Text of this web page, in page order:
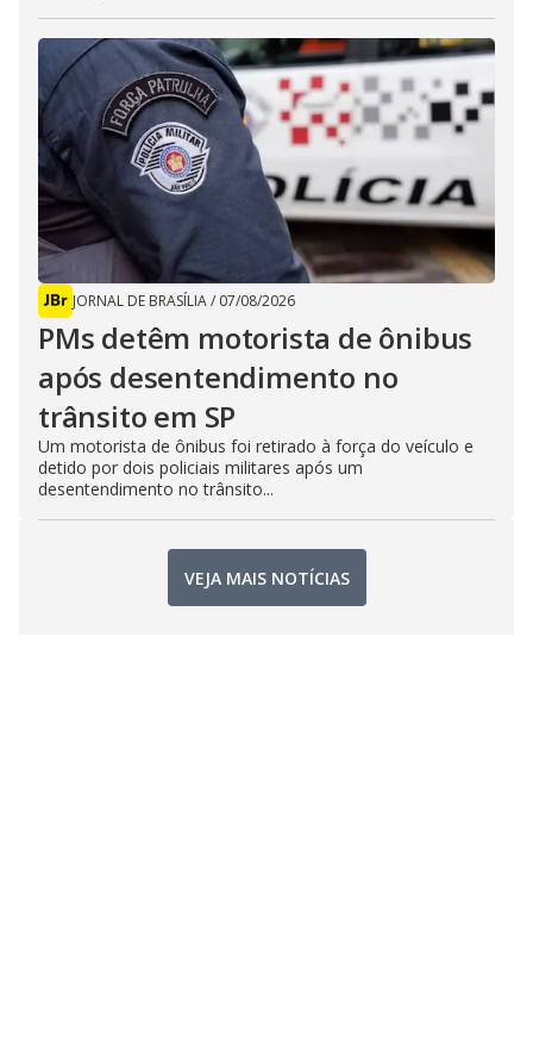
JORNAL DE BRASÍLIA/ 07/08/2026
PMs detêm motorista de ônibus
após desentendimento no
trânsito em SP
Um motorista de ônibus foi retirado à força do veículo e
detido por dois policiais militares após um
desentendimento no trânsito...
VEJA MAIS NOTÍCIAS